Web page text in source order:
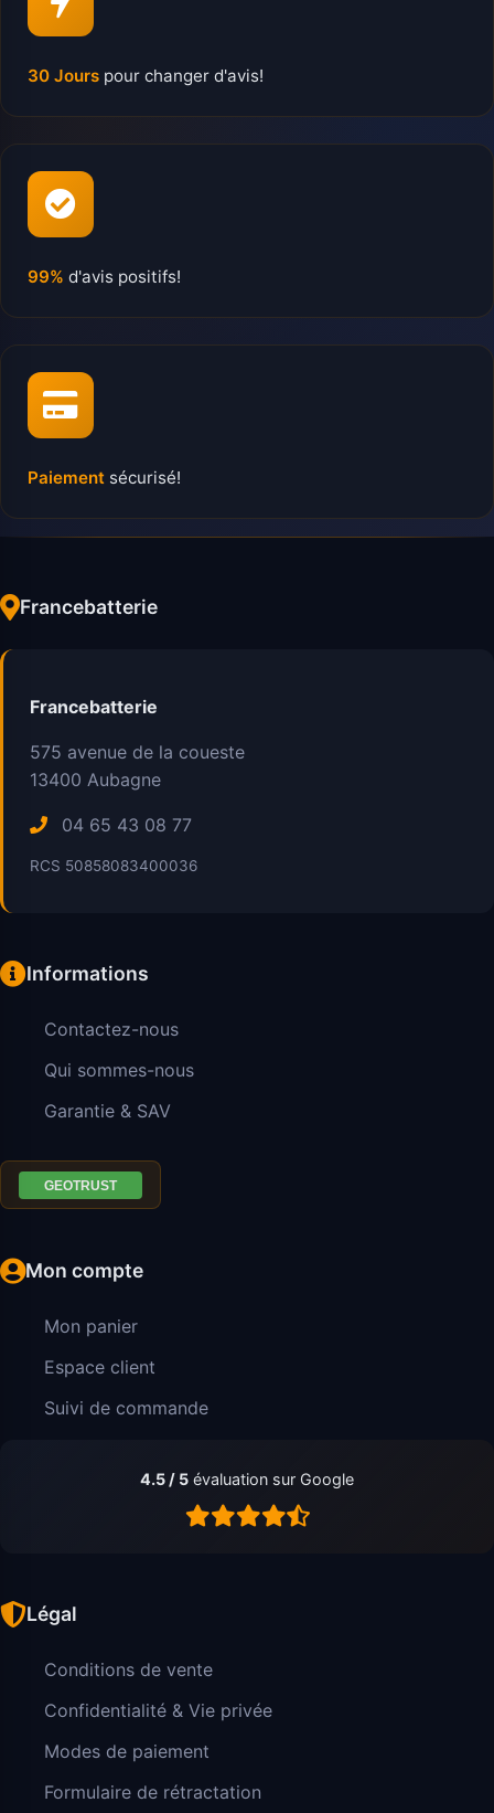
30 Jours pour changer d'avis!
99% d'avis positifs!
Paiement sécurisé!
Francebatterie
Francebatterie
575 avenue de la coueste
13400 Aubagne
04 65 43 08 77
RCS 50858083400036
Informations
Contactez-nous
Qui sommes-nous
Garantie & SAV
Mon compte
Mon panier
Espace client
Suivi de commande
4.5 / 5 évaluation sur Google
Légal
Conditions de vente
Confidentialité & Vie privée
Modes de paiement
Formulaire de rétractation